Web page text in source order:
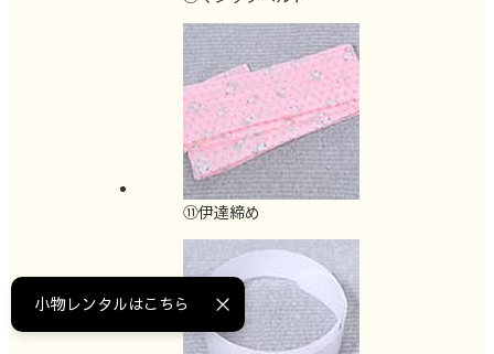
⑪伊達締め
小物レンタルはこちら